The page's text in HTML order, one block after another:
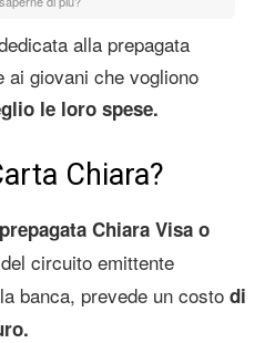
alla prepagata
ai giovani che vogliono
le loro spese.
Chiara?
Chiara Visa o
circuito emittente
banca, prevede un costo di